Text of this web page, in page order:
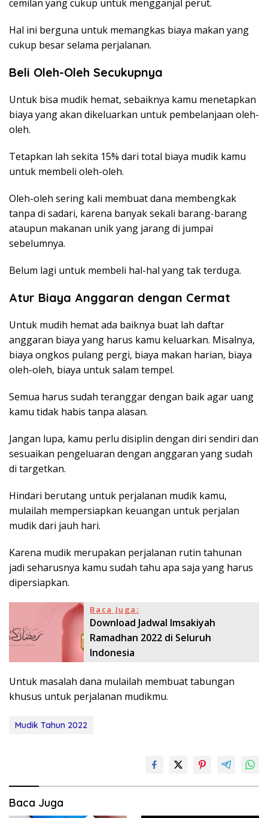
cemilan yang cukup untuk mengganjal perut.
Hal ini berguna untuk memangkas biaya makan yang
cukup besar selama perjalanan.
Beli Oleh-Oleh Secukupnya
Untuk bisa mudik hemat, sebaiknya kamu menetapkan
biaya yang akan dikeluarkan untuk pembelanjaan oleh-
oleh.
Tetapkan lah sekita 15% dari total biaya mudik kamu
untuk membeli oleh-oleh.
Oleh-oleh sering kali membuat dana membengkak
tanpa di sadari, karena banyak sekali barang-barang
ataupun makanan unik yang jarang di jumpai
sebelumnya.
Belum lagi untuk membeli hal-hal yang tak terduga.
Atur Biaya Anggaran dengan Cermat
Untuk mudih hemat ada baiknya buat lah daftar
anggaran biaya yang harus kamu keluarkan. Misalnya,
biaya ongkos pulang pergi, biaya makan harian, biaya
oleh-oleh, biaya untuk salam tempel.
Semua harus sudah teranggar dengan baik agar uang
kamu tidak habis tanpa alasan.
Jangan lupa, kamu perlu disiplin dengan diri sendiri dan
sesuaikan pengeluaran dengan anggaran yang sudah
di targetkan.
Hindari berutang untuk perjalanan mudik kamu,
mulailah mempersiapkan keuangan untuk perjalan
mudik dari jauh hari.
Karena mudik merupakan perjalanan rutin tahunan
jadi seharusnya kamu sudah tahu apa saja yang harus
dipersiapkan.
Baca Juga:
Download Jadwal Imsakiyah
Ramadhan 2022 di Seluruh
Indonesia
Untuk masalah dana mulailah membuat tabungan
khusus untuk perjalanan mudikmu.
Mudik Tahun 2022
Baca Juga